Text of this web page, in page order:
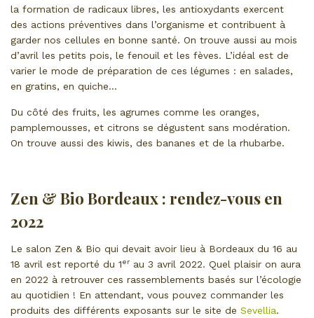
la formation de radicaux libres, les antioxydants exercent
des actions préventives dans l’organisme et contribuent à
garder nos cellules en bonne santé. On trouve aussi au mois
d’avril les petits pois, le fenouil et les fèves. L’idéal est de
varier le mode de préparation de ces légumes : en salades,
en gratins, en quiche…
Du côté des fruits, les agrumes comme les oranges,
pamplemousses, et citrons se dégustent sans modération.
On trouve aussi des kiwis, des bananes et de la rhubarbe.
Zen & Bio Bordeaux : rendez-vous en
2022
Le salon Zen & Bio qui devait avoir lieu à Bordeaux du 16 au
18 avril est reporté du 1er au 3 avril 2022. Quel plaisir on aura
en 2022 à retrouver ces rassemblements basés sur l’écologie
au quotidien ! En attendant, vous pouvez commander les
produits des différents exposants sur le site de Sevellia.